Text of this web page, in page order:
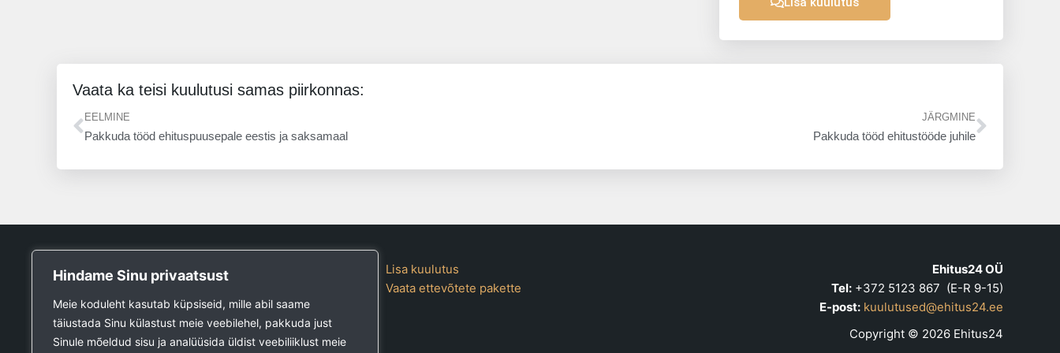
Hindame Sinu privaatsust
Meie koduleht kasutab küpsiseid, mille abil saame
täiustada Sinu külastust meie veebilehel, pakkuda just
Sinule mõeldud sisu ja analüüsida üldist veebiliiklust meie
Vaata ka teisi kuulutusi samas piirkonnas:
Prev
EELMINE
Pakkuda tööd ehituspuusepale eestis ja saksamaal
JÄRGMINE
Pakkuda tööd ehitustööde juhile
Tööpank
Kuulutused
Firmad ja teenused
Ehitustööde päring
Lisa kuulutus
Vaata ettevõtete pakette
Ehitus24 OÜ
Tel:+372 5123 867 (E-R 9-15)
E-post: kuulutused@ehitus24.ee
Copyright © 2026 Ehitus24